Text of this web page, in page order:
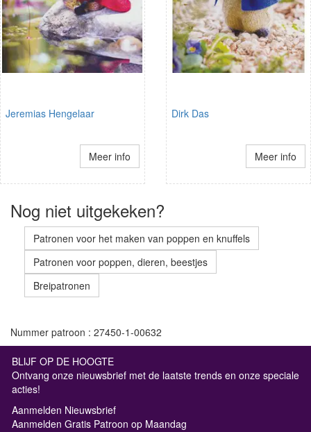
Jeremias Hengelaar
Meer info
Dirk Das
Meer info
Nog niet uitgekeken?
Patronen voor het maken van poppen en knuffels
Patronen voor poppen, dieren, beestjes
Breipatronen
Nummer patroon : 27450-1-00632
BLIJF OP DE HOOGTE
Ontvang onze nieuwsbrief met de laatste trends en onze speciale
acties!
Aanmelden Nieuwsbrief
Aanmelden Gratis Patroon op Maandag